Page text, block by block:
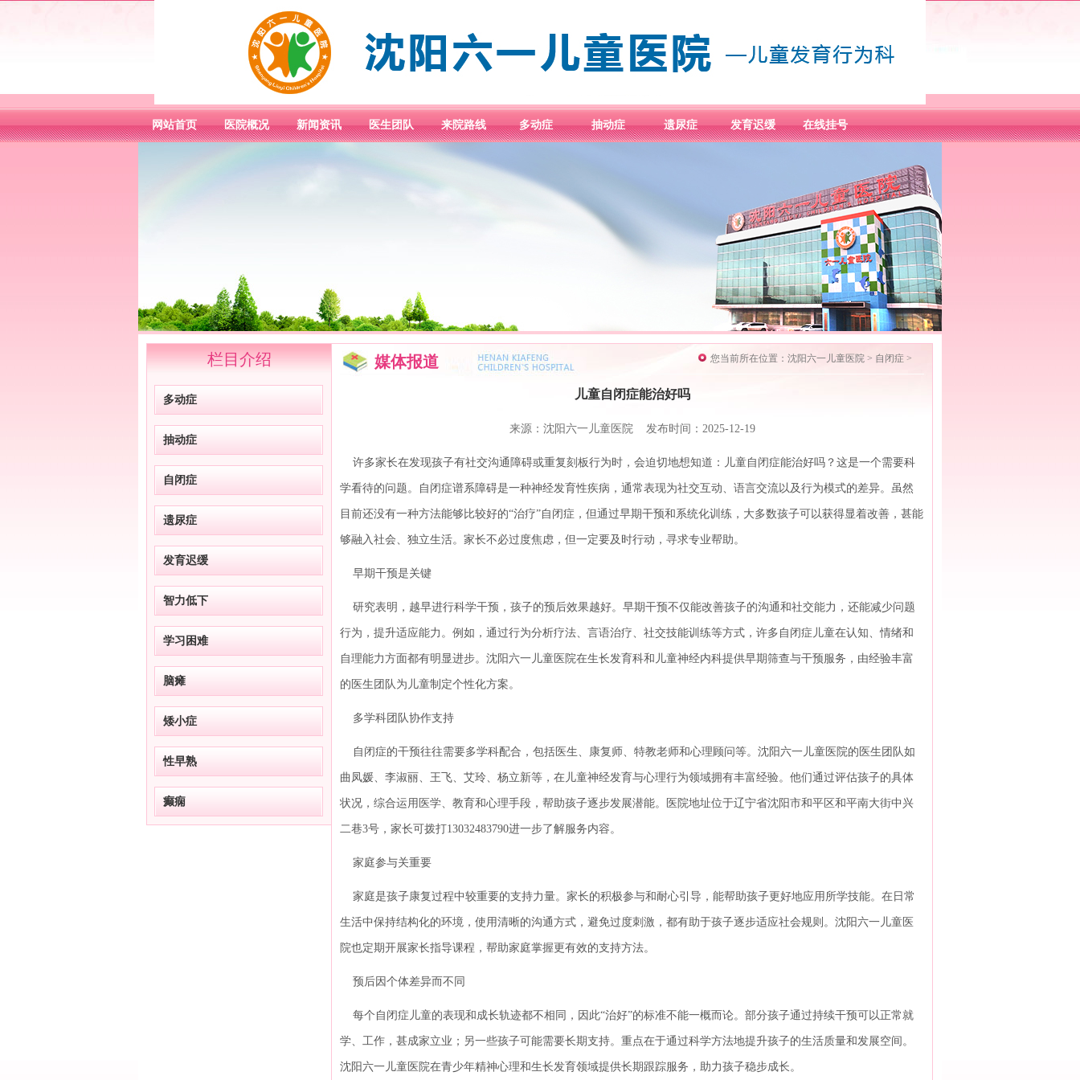
网站首页 医院概况 新闻资讯 医生团队 来院路线 多动症 抽动症 遗尿症 发育迟缓 在线挂号
栏目介绍
多动症
抽动症
自闭症
遗尿症
发育迟缓
智力低下
学习困难
脑瘫
矮小症
性早熟
癫痫
媒体报道 您当前所在位置： 沈阳六一儿童医院 > 自闭症 >
儿童自闭症能治好吗
来源：沈阳六一儿童医院 发布时间：2025-12-19
许多家长在发现孩子有社交沟通障碍或重复刻板行为时，会迫切地想知道：儿童自闭症能治好吗？这是一个需要科
学看待的问题。自闭症谱系障碍是一种神经发育性疾病，通常表现为社交互动、语言交流以及行为模式的差异。虽然
目前还没有一种方法能够比较好的“治疗”自闭症，但通过早期干预和系统化训练，大多数孩子可以获得显着改善，甚能
够融入社会、独立生活。家长不必过度焦虑，但一定要及时行动，寻求专业帮助。
早期干预是关键
研究表明，越早进行科学干预，孩子的预后效果越好。早期干预不仅能改善孩子的沟通和社交能力，还能减少问题
行为，提升适应能力。例如，通过行为分析疗法、言语治疗、社交技能训练等方式，许多自闭症儿童在认知、情绪和
自理能力方面都有明显进步。沈阳六一儿童医院在生长发育科和儿童神经内科提供早期筛查与干预服务，由经验丰富
的医生团队为儿童制定个性化方案。
多学科团队协作支持
自闭症的干预往往需要多学科配合，包括医生、康复师、特教老师和心理顾问等。沈阳六一儿童医院的医生团队如
曲凤媛、李淑丽、王飞、艾玲、杨立新等，在儿童神经发育与心理行为领域拥有丰富经验。他们通过评估孩子的具体
状况，综合运用医学、教育和心理手段，帮助孩子逐步发展潜能。医院地址位于辽宁省沈阳市和平区和平南大街中兴
二巷3号，家长可拨打13032483790进一步了解服务内容。
家庭参与关重要
家庭是孩子康复过程中较重要的支持力量。家长的积极参与和耐心引导，能帮助孩子更好地应用所学技能。在日常
生活中保持结构化的环境，使用清晰的沟通方式，避免过度刺激，都有助于孩子逐步适应社会规则。沈阳六一儿童医
院也定期开展家长指导课程，帮助家庭掌握更有效的支持方法。
预后因个体差异而不同
每个自闭症儿童的表现和成长轨迹都不相同，因此“治好”的标准不能一概而论。部分孩子通过持续干预可以正常就
学、工作，甚成家立业；另一些孩子可能需要长期支持。重点在于通过科学方法地提升孩子的生活质量和发展空间。
沈阳六一儿童医院在青少年精神心理和生长发育领域提供长期跟踪服务，助力孩子稳步成长。